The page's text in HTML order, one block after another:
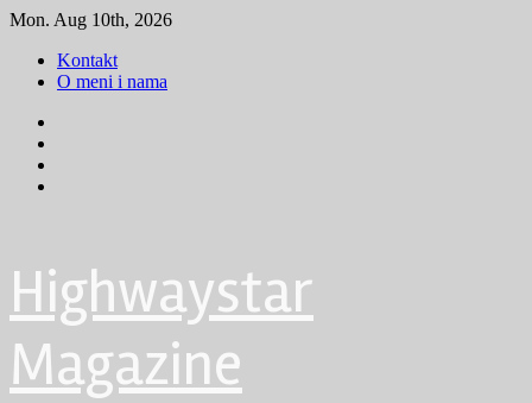
Skip
content
Mon. Aug 10th, 2026
Kontakt
O meni i nama
Highwaystar
Magazine